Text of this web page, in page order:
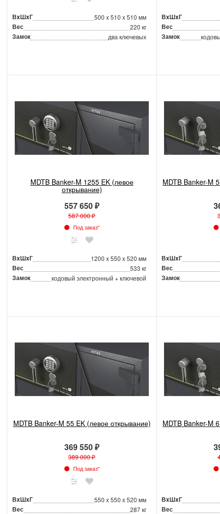
ВxШxГ 500 x 510 x 510 мм
Вес 220 кг
Замок два ключевых
ВxШxГ
Вес
Замок
MDTB Banker-M 1255 EK (левое
открывание)
557 650 ₽
587 000 ₽
Под заказ*
ВxШxГ 1200 x 550 x 520 мм
Вес 533 кг
Замок кодовый электронный + ключевой
MDTB Banker-M
ВxШxГ
Вес
Замок
MDTB Banker-M 55 EK (левое открывание)
369 550 ₽
389 000 ₽
Под заказ*
ВxШxГ 550 x 550 x 520 мм
Вес 287 кг
MDTB Banker-M
ВxШxГ
Вес